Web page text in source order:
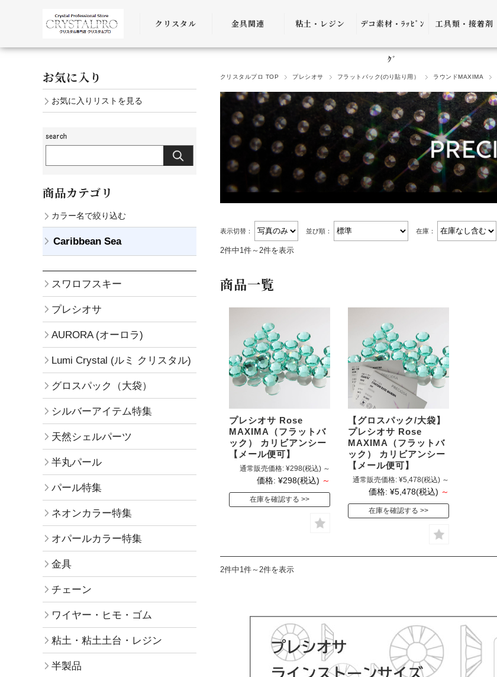
クリスタル
SWAROVSKI
金具関連
金具
チェーン
ﾜｲﾔｰ・ﾋﾓ・ｺﾞﾑ
粘土・レジン
粘土・粘土土台
レジン
デコ素材・ﾗｯﾋﾟﾝ
ｸﾞ
デコ素材
ﾗｯﾋﾟﾝｸﾞ雑貨
工具類・接着剤
ピンセット
アプリケーター
ヤットコ・ニッ
パー
接着剤・リムー
バー
ケース・トレー
の他
クリスタルプロ TOP プレシオサ フラットバック(のり貼り用） ラウンドMAXIMA
表示切替： 並び順： 在庫：
2件中1件～2件を表示
商品一覧
プレシオサ Rose
MAXIMA（フラットバ
ック） カリビアンシー
【メール便可】
通常販売価格: ¥298(税込) ～
価格: ¥298(税込) ～
在庫を確認する
【グロスパック/大袋】
プレシオサ Rose
MAXIMA（フラットバ
ック） カリビアンシー
【メール便可】
通常販売価格: ¥5,478(税込) ～
価格: ¥5,478(税込) ～
在庫を確認する
2件中1件～2件を表示
お気に入り
お気に入りリストを見る
商品カテゴリ
カラー名で絞り込む
Caribbean Sea
スワロフスキー
プレシオサ
AURORA (オーロラ)
Lumi Crystal (ルミ クリスタル)
グロスパック（大袋）
シルバーアイテム特集
天然シェルパーツ
半丸パール
パール特集
ネオンカラー特集
オパールカラー特集
金具
チェーン
ワイヤー・ヒモ・ゴム
粘土・粘土土台・レジン
半製品